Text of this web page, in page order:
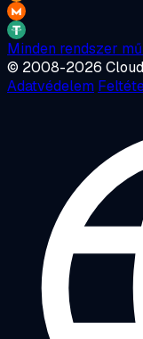
Minden rendszer
© 2008-2026
Adatvédelem